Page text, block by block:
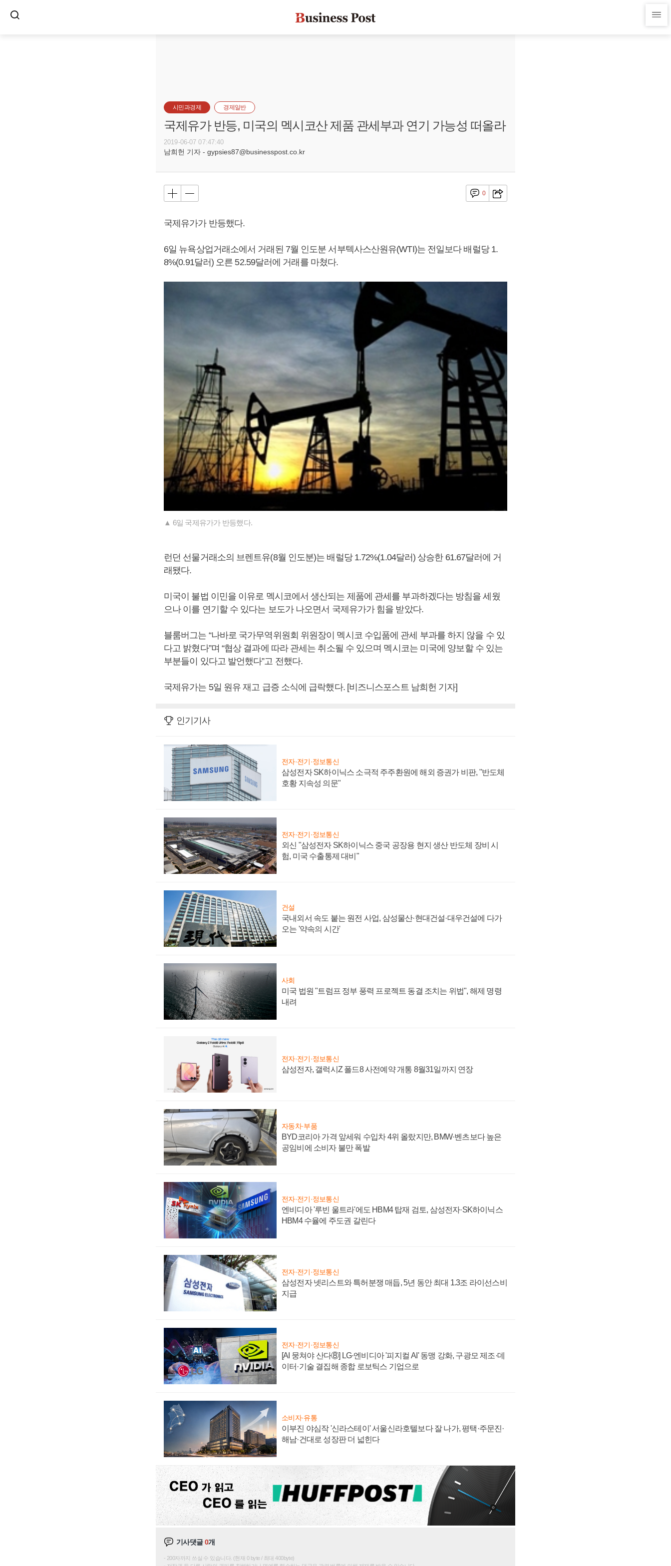
시민과경제 경제일반
국제유가 반등, 미국의 멕시코산 제품 관세부과 연기 가능성 떠올라
2019-06-07 07:47:40
남희헌 기자 - gypsies87@businesspost.co.kr
0
국제유가가 반등했다.
6일 뉴욕상업거래소에서 거래된 7월 인도분 서부텍사스산원유(WTI)는 전일보다 배럴당 1.
8%(0.91달러) 오른 52.59달러에 거래를 마쳤다.
▲ 6일 국제유가가 반등했다.
런던 선물거래소의 브렌트유(8월 인도분)는 배럴당 1.72%(1.04달러) 상승한 61.67달러에 거
래됐다.
미국이 불법 이민을 이유로 멕시코에서 생산되는 제품에 관세를 부과하겠다는 방침을 세웠
으나 이를 연기할 수 있다는 보도가 나오면서 국제유가가 힘을 받았다.
블룸버그는 “나바로 국가무역위원회 위원장이 멕시코 수입품에 관세 부과를 하지 않을 수 있
다고 밝혔다”며 “협상 결과에 따라 관세는 취소될 수 있으며 멕시코는 미국에 양보할 수 있는
부분들이 있다고 발언했다”고 전했다.
국제유가는 5일 원유 재고 급증 소식에 급락했다. [비즈니스포스트 남희헌 기자]
인기기사
전자·전기·정보통신
삼성전자 SK하이닉스 소극적 주주환원에 해외 증권가 비판, "반도체
호황 지속성 의문"
전자·전기·정보통신
외신 "삼성전자 SK하이닉스 중국 공장용 현지 생산 반도체 장비 시
험, 미국 수출통제 대비"
건설
국내외서 속도 붙는 원전 사업, 삼성물산·현대건설·대우건설에 다가
오는 '약속의 시간'
사회
미국 법원 "트럼프 정부 풍력 프로젝트 동결 조치는 위법", 해제 명령
내려
전자·전기·정보통신
삼성전자, 갤럭시Z 폴드8 사전예약 개통 8월31일까지 연장
자동차·부품
BYD코리아 가격 앞세워 수입차 4위 올랐지만, BMW·벤츠보다 높은
공임비에 소비자 불만 폭발
전자·전기·정보통신
엔비디아 '루빈 울트라'에도 HBM4 탑재 검토, 삼성전자·SK하이닉스
HBM4 수율에 주도권 갈린다
전자·전기·정보통신
삼성전자 넷리스트와 특허분쟁 매듭, 5년 동안 최대 1.3조 라이선스비
지급
전자·전기·정보통신
[AI 뭉쳐야 산다⑧] LG·엔비디아 '피지컬 AI' 동맹 강화, 구광모 제조·데
이터·기술 결집해 종합 로보틱스 기업으로
소비자·유통
이부진 야심작 '신라스테이' 서울신라호텔보다 잘 나가, 평택·주문진·
해남·건대로 성장판 더 넓힌다
기사댓글0개
200자까지 쓰실 수 있습니다. (현재 0 byte / 최대 400byte)